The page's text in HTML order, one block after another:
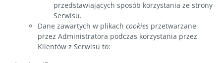
przedstawiających sposób korzystania ze strony
Serwisu.
Dane zawartych w plikach cookies przetwarzane
przez Administratora podczas korzystania przez
Klientów z Serwisu to: